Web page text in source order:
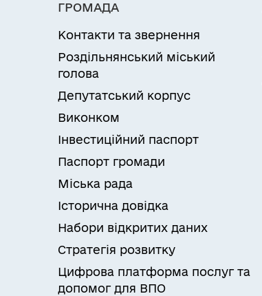
ГРОМАДА
Контакти та звернення
Роздільнянський міський
голова
Депутатський корпус
Виконком
Інвестиційний паспорт
Паспорт громади
Міська рада
Історична довідка
Набори відкритих даних
Стратегія розвитку
Цифрова платформа послуг та
допомог для ВПО